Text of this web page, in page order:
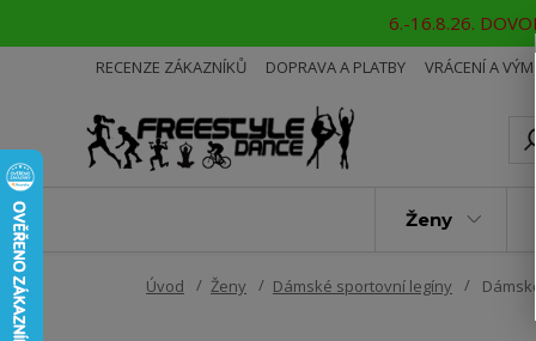
6.-16.8.26.
RECENZE ZÁKAZNÍKŮ DOPRAVA A PLATBY VRÁCENÍ A
Ženy
Úvod Ženy Dámské sportovní legíny